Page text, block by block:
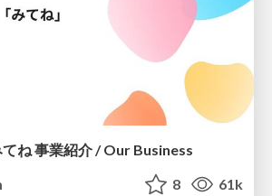
ね 事業紹介 / Our Business
8 61k